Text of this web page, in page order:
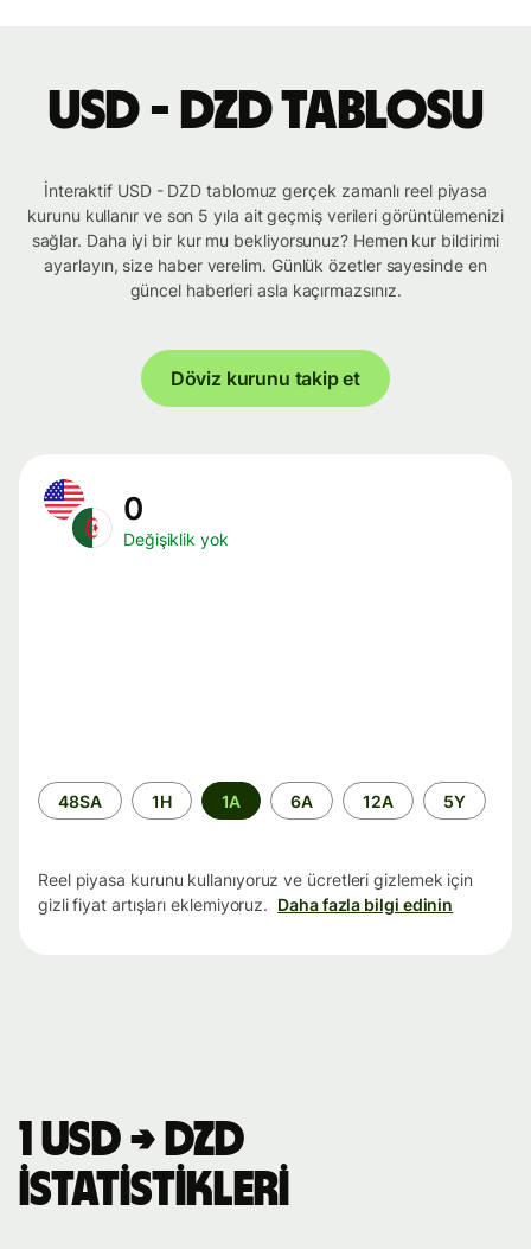
USD - DZD tablosu
İnteraktif USD - DZD tablomuz gerçek zamanlı reel piyasa
kurunu kullanır ve son 5 yıla ait geçmiş verileri görüntülemenizi
sağlar. Daha iyi bir kur mu bekliyorsunuz? Hemen kur bildirimi
ayarlayın, size haber verelim. Günlük özetler sayesinde en
güncel haberleri asla kaçırmazsınız.
Döviz kurunu takip et
0
Değişiklik yok
Zaman
aralığı
48SA 1H 1A 6A 12A 5Y
Reel piyasa kurunu kullanıyoruz ve ücretleri gizlemek için
gizli fiyat artışları eklemiyoruz. Daha fazla bilgi edinin
1 USD → DZD
istatistikleri